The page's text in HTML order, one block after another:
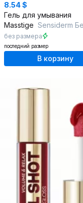
8.54 $
Гель для умывания
Masstige Sensiderm Бессульфатный гель для
без размера
последний размер
В корзину